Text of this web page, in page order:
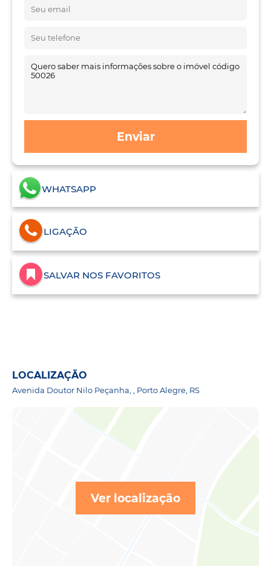
Enviar
WHATSAPP
LIGAÇÃO
SALVAR NOS FAVORITOS
LOCALIZAÇÃO
Avenida Doutor Nilo Peçanha, , Porto Alegre, RS
Ver localização